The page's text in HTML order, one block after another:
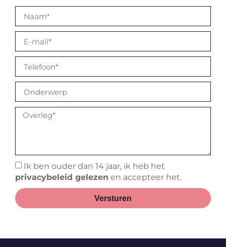
Ik ben ouder dan 14 jaar, ik heb het
privacybeleid gelezen en accepteer het.
Versturen